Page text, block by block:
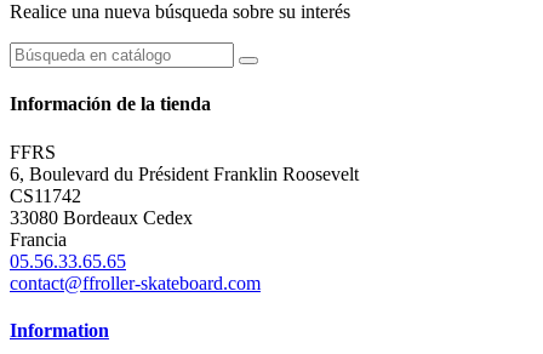
Realice una nueva búsqueda sobre su interés
Información de la tienda
FFRS
6, Boulevard du Président Franklin Roosevelt
CS11742
33080 Bordeaux Cedex
Francia
05.56.33.65.65
contact@ffroller-skateboard.com
Information